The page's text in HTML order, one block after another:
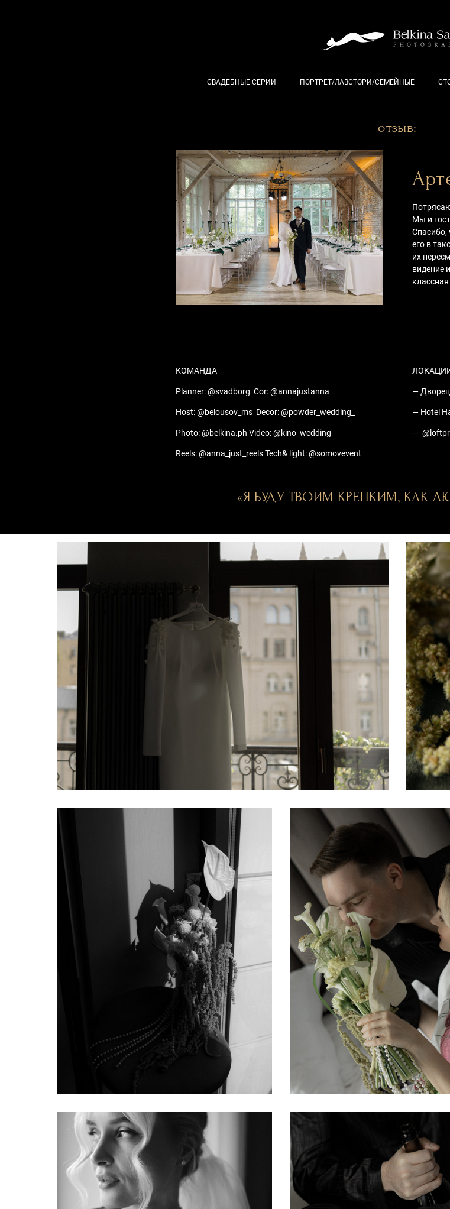
СВАДЕБНЫЕ СЕРИИ ПОРТРЕТ/ЛАВСТОРИ/СЕМЕЙНЫЕ
отзыв:
Мы и
Спасибо,
его в
их
видение
КОМАНДА
Planner: @svadborg Cor: @annajustanna
Host: @belousov_ms Decor: @powder_wedding_
Photo: @belkina.ph Video: @kino_wedding
Reels: @anna_just_reels Tech& light: @somovevent
—
— Hotel
—
«Я БУДУ ТВОИМ КРЕПКИМ, КАК